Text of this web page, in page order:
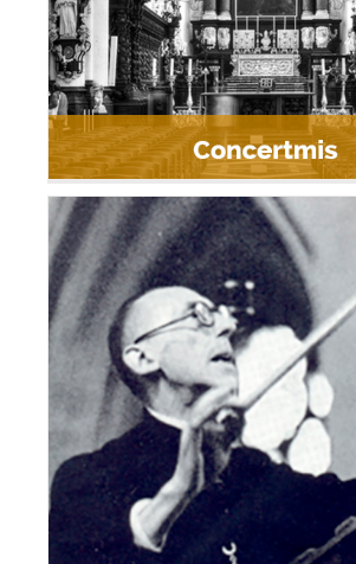
Van Nuffel Concert